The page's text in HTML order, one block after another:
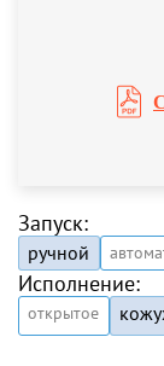
Запуск:
ручной
Исполнение:
открытое